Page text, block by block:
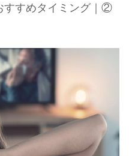
すすめタイミング｜②